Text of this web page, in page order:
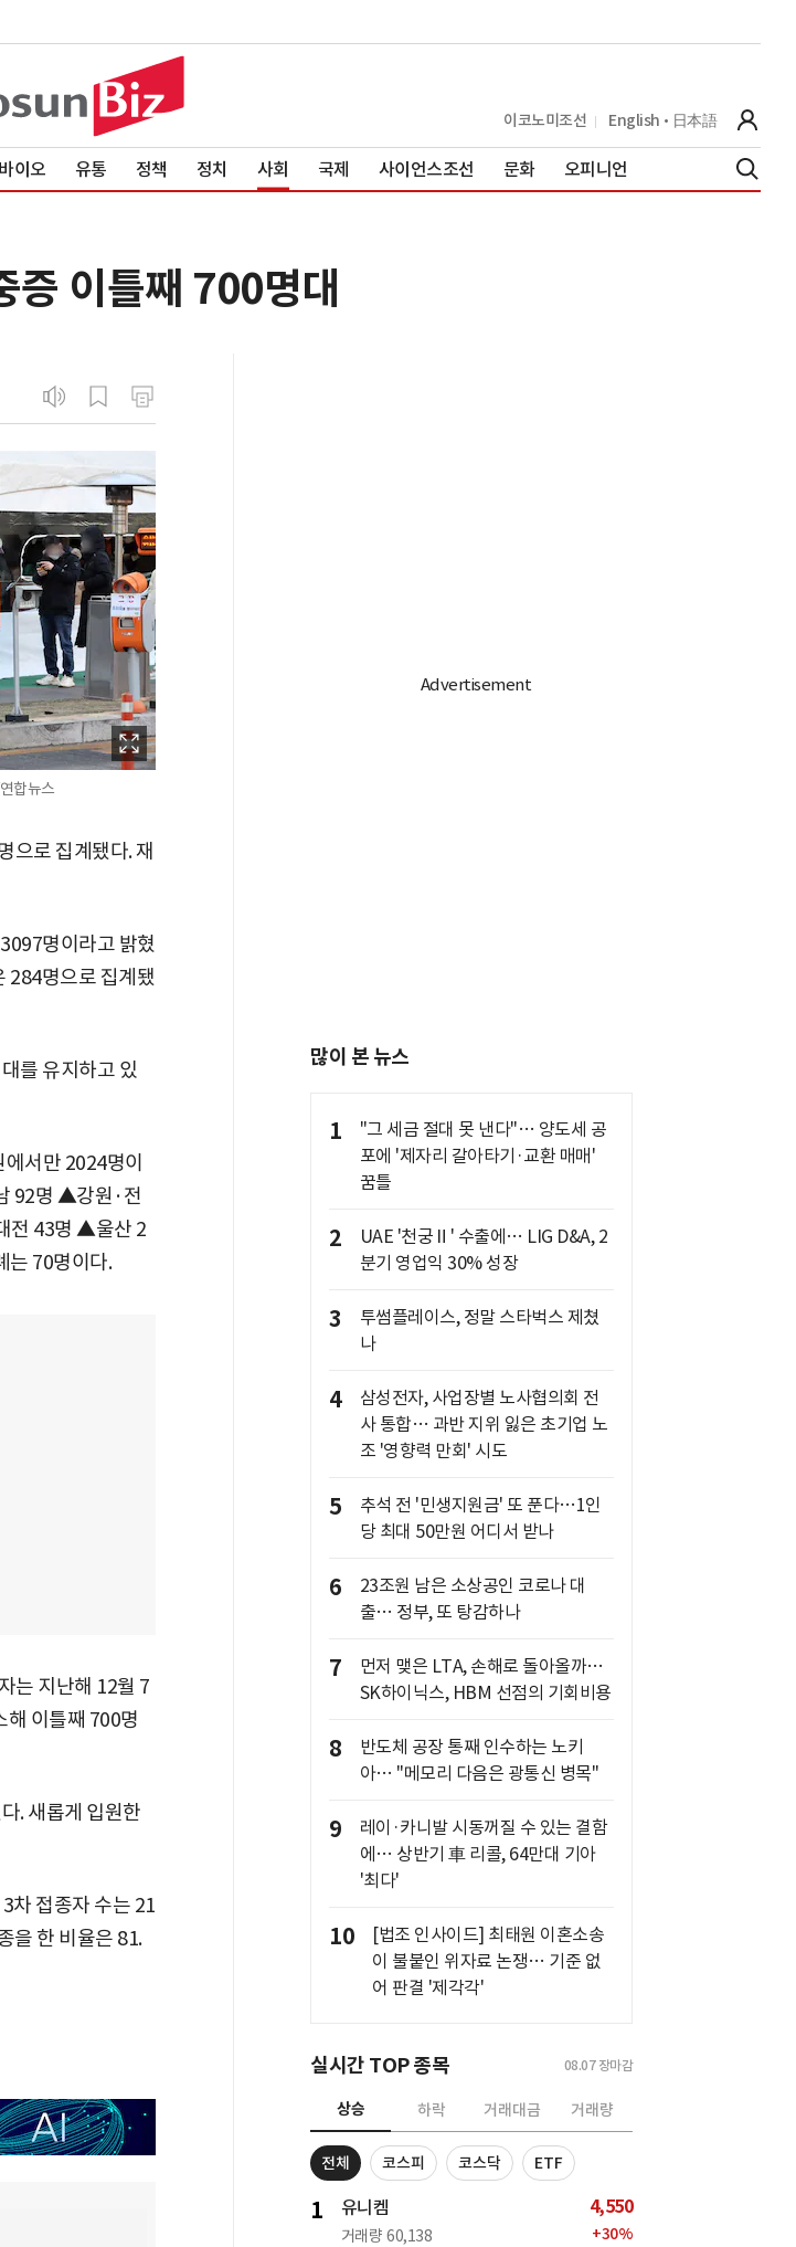
이코노미조선 English 日本語
바이오 유통 정책 정치 사회 국제 사이언스조선 문화 오피니언
이틀째 700명대
합뉴스
으로 집계됐다. 재
명이라고 밝혔
284명으로 집계됐
를 유지하고 있
서만 2024명이
92명 ▲강원·전
전 43명 ▲울산 2
는 70명이다.
는 지난해 12월 7
해 이틀째 700명
. 새롭게 입원한
차 접종자 수는 21
을 한 비율은 81.
많이 본 뉴스
1
"그 세금 절대 못 낸다"… 양도세 공
포에 '제자리 갈아타기·교환 매매'
꿈틀
2
UAE '천궁Ⅱ' 수출에… LIG D&A, 2
분기 영업익 30% 성장
3
투썸플레이스, 정말 스타벅스 제쳤
나
4
삼성전자, 사업장별 노사협의회 전
사 통합… 과반 지위 잃은 초기업 노
조 '영향력 만회' 시도
5
추석 전 '민생지원금' 또 푼다…1인
당 최대 50만원 어디서 받나
6
23조원 남은 소상공인 코로나 대
출… 정부, 또 탕감하나
7
먼저 맺은 LTA, 손해로 돌아올까…
SK하이닉스, HBM 선점의 기회비용
8
반도체 공장 통째 인수하는 노키
아… "메모리 다음은 광통신 병목"
9
레이·카니발 시동꺼질 수 있는 결함
에… 상반기 車 리콜, 64만대 기아
'최다'
10
[법조 인사이드] 최태원 이혼소송
이 불붙인 위자료 논쟁… 기준 없
어 판결 '제각각'
실시간 TOP 종목 08.07 장마감
상승 하락 거래대금 거래량
전체 코스피 코스닥 ETF
1 유니켐
거래량 60,138
4,550
+30%